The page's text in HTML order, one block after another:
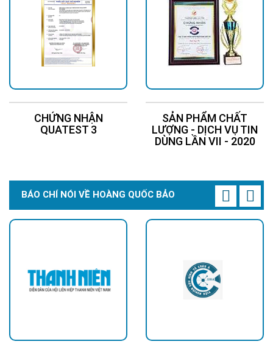
CHỨNG NHẬN
QUATEST 3
SẢN PHẨM CHẤT
LƯỢNG - DỊCH VỤ TIN
DÙNG LẦN VII - 2020
BÁO CHÍ NÓI VỀ HOÀNG QUỐC BẢO